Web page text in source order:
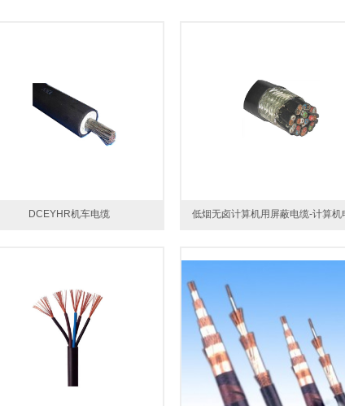
DCEYHR机车电缆 低烟无卤计算机用屏蔽电缆-计算机